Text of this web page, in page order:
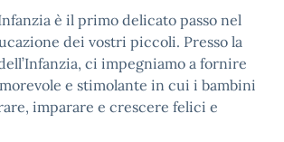
è il primo delicato passo nel
dei vostri piccoli. Presso la
ci impegniamo a fornire
e stimolante in cui i bambini
imparare e crescere felici e